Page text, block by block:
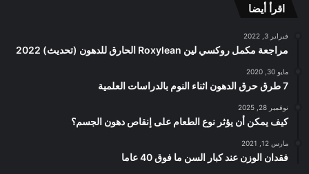
اقرأ أيضا
فبراير 3, 2022
مراجعة مكمل روكسي لين Roxylean الحارق للدهون (تحديث) 2022
مايو 30, 2020
7 طرق حرق الدهون اثناء النوم بالدراسات العلمية
نوفمبر 28, 2025
كيف يمكن أن يؤثر نوع الطعام على إنقاص دهون الجسم؟
مارس 12, 2021
فقدان الوزن عند كبار السن ما فوق 40 عاما